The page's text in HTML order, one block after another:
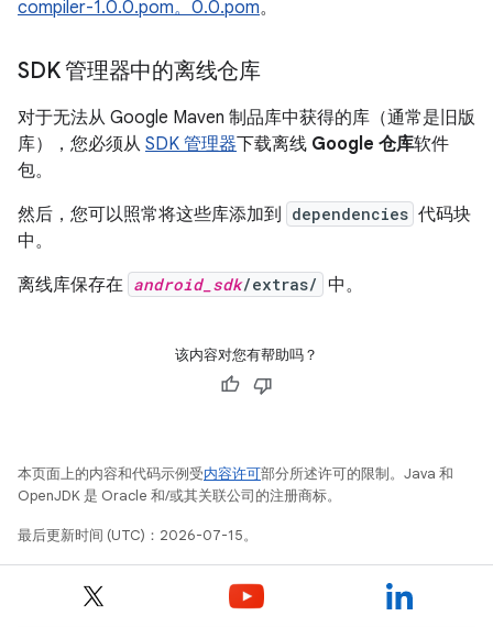
compiler-1.0.0.pom。0.0.pom。
SDK 管理器中的离线仓库
对于无法从 Google Maven 制品库中获得的库（通常是旧版
库），您必须从 SDK 管理器下载离线 Google 仓库软件
包。
然后，您可以照常将这些库添加到
dependencies 代码块
中。
离线库保存在 android_sdk/extras/ 中。
该内容对您有帮助吗？
本页面上的内容和代码示例受内容许可部分所述许可的限制。Java 和
OpenJDK 是 Oracle 和/或其关联公司的注册商标。
最后更新时间 (UTC)：2026-07-15。